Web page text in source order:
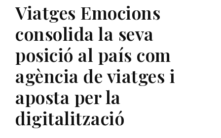
Viatges Emocions
consolida la seva
posició al país com
agència de viatges i
aposta per la
digitalització